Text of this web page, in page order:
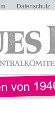
Datenschutz